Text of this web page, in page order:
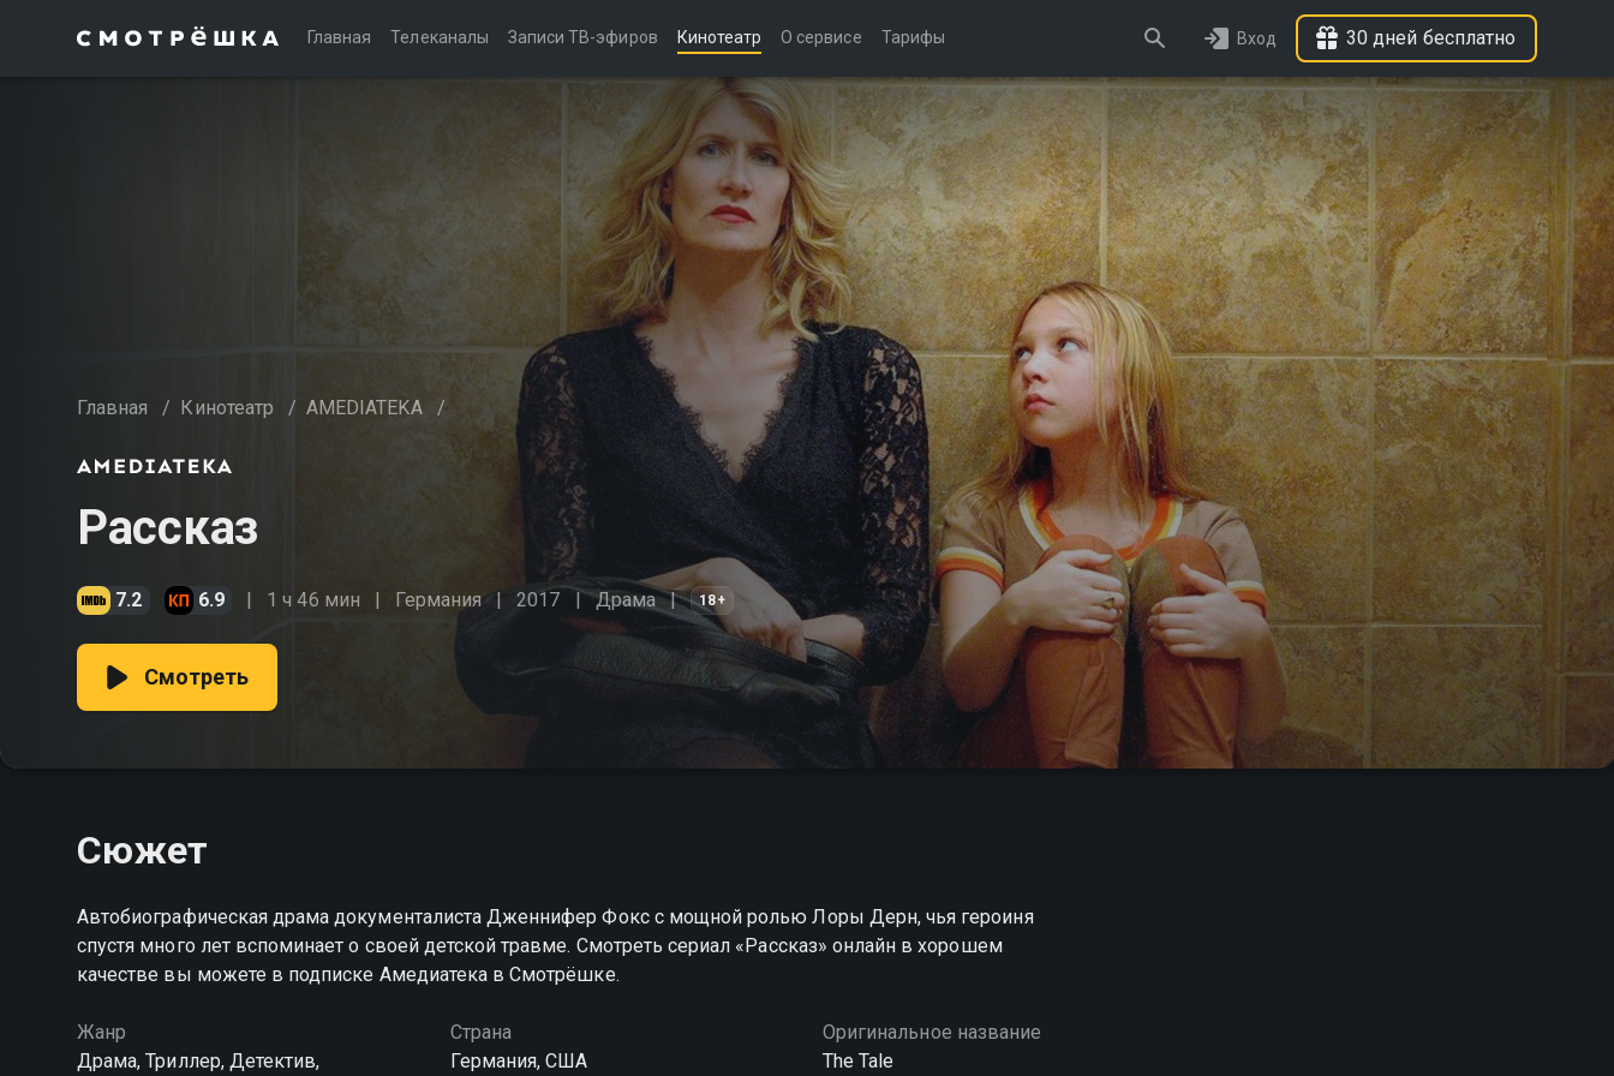
Главная Телеканалы Записи ТВ-эфиров Кинотеатр О сервисе Тарифы Вход 30 дней бесплатно
Главная / Кинотеатр / AMEDIATEKA /
Рассказ
7.2 6.9 1 ч 46 мин Германия 2017 Драма 18+
Смотреть
Сюжет
Автобиографическая драма документалиста Дженнифер Фокс с мощной ролью Лоры Дерн, чья героиня
спустя много лет вспоминает о своей детской травме. Смотреть сериал «Рассказ» онлайн в хорошем
качестве вы можете в подписке Амедиатека в Смотрёшке.
Жанр
Драма, Триллер, Детектив,
Страна
Германия, США
Оригинальное название
The Tale